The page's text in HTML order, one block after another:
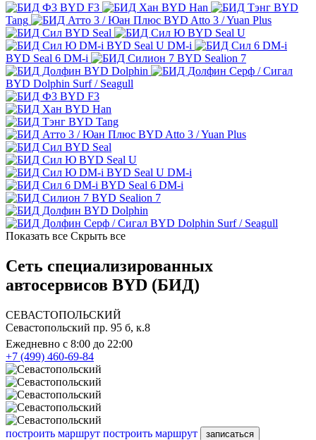
BYD F3 BYD Han
BYD
Tang
BYD Atto 3 / Yuan Plus
BYD Seal
BYD Seal U
BYD Seal U DM-i
BYD Seal 6 DM-i
BYD Sealion 7
BYD Dolphin
BYD Dolphin Surf / Seagull
BYD F3
BYD Han
BYD Tang
BYD Atto 3 / Yuan Plus
BYD Seal
BYD Seal U
BYD Seal U DM-i
BYD Seal 6 DM-i
BYD Sealion 7
BYD Dolphin
BYD Dolphin Surf / Seagull
Показать все Скрыть все
Сеть специализированных
автосервисов BYD (БИД)
СЕВАСТОПОЛЬСКИЙ
Севастопольский пр. 95 б, к.8
Ежедневно с 8:00 до 22:00
+7 (499) 460-69-84
построить маршрут построить маршрут записаться